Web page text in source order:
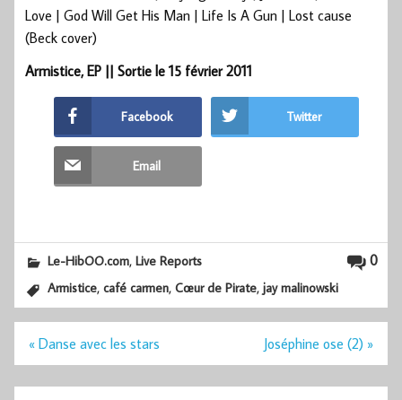
Love | God Will Get His Man | Life Is A Gun | Lost cause
(Beck cover)
Armistice, EP || Sortie le 15 février 2011
Facebook Twitter
Email
0
Le-HibOO.com,Live Reports
Armistice,café carmen,Cœur de Pirate,jay malinowski
Navigation
l’article
« Danse avec les stars Joséphine ose (2) »